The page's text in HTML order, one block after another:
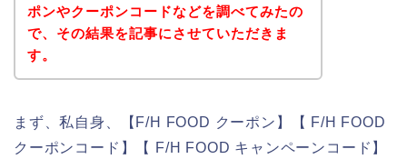
ポンやクーポンコードなどを調べてみたの
で、その結果を記事にさせていただきま
す。
まず、私自身、【F/H FOOD クーポン】【 F/H FOOD
クーポンコード】【 F/H FOOD キャンペーンコード】